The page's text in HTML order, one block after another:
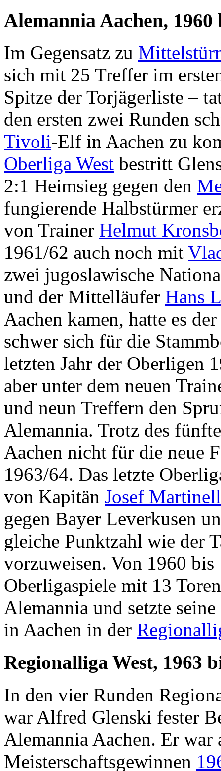
Alemannia Aachen, 1960
Im Gegensatz zu
sich mit 25 Treffer im
Spitze der Torjägerliste –
den ersten zwei Runden
Tivoli-Elf in Aachen zu
Oberliga West bestritt
2:1 Heimsieg gegen den
fungierende Halbstürmer
von Trainer Helmut
1961/62 auch noch mit
zwei jugoslawische
und der Mittelläufer Hans
Aachen kamen, hatte es
schwer sich für die
letzten Jahr der Oberligen
aber unter dem neuen
und neun Treffern den
Alemannia. Trotz des
Aachen nicht für die neue
1963/64. Das letzte
von Kapitän Josef
gegen Bayer Leverkusen
gleiche Punktzahl wie der
vorzuweisen. Von 1960
Oberligaspiele mit 13
Alemannia und setzte
in Aachen in der
Regionalliga West, 1963
In den vier Runden
war Alfred Glenski fester
Alemannia Aachen. Er war
Meisterschaftsgewinnen